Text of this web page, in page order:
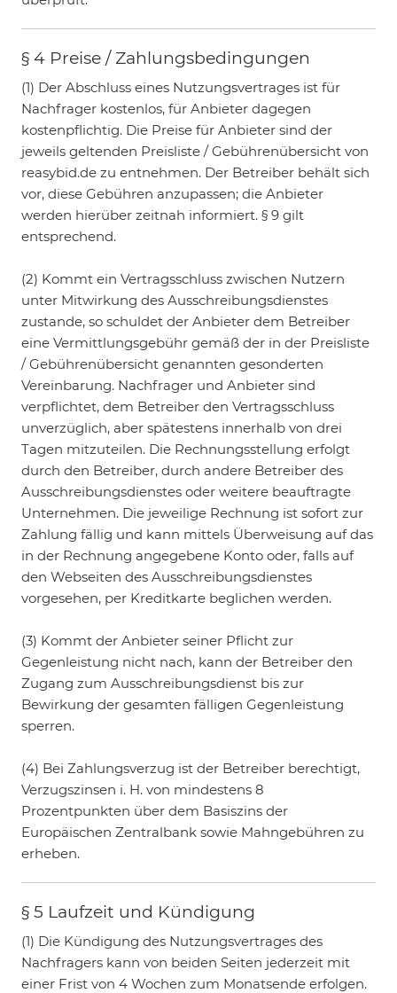
§ 4 Preise / Zahlungsbedingungen
(1) Der Abschluss eines Nutzungsvertrages ist für
Nachfrager kostenlos, für Anbieter dagegen
kostenpflichtig. Die Preise für Anbieter sind der
jeweils geltenden Preisliste / Gebührenübersicht von
reasybid.de zu entnehmen. Der Betreiber behält sich
vor, diese Gebühren anzupassen; die Anbieter
werden hierüber zeitnah informiert. § 9 gilt
entsprechend.
(2) Kommt ein Vertragsschluss zwischen Nutzern
unter Mitwirkung des Ausschreibungsdienstes
zustande, so schuldet der Anbieter dem Betreiber
eine Vermittlungsgebühr gemäß der in der Preisliste
/ Gebührenübersicht genannten gesonderten
Vereinbarung. Nachfrager und Anbieter sind
verpflichtet, dem Betreiber den Vertragsschluss
unverzüglich, aber spätestens innerhalb von drei
Tagen mitzuteilen. Die Rechnungsstellung erfolgt
durch den Betreiber, durch andere Betreiber des
Ausschreibungsdienstes oder weitere beauftragte
Unternehmen. Die jeweilige Rechnung ist sofort zur
Zahlung fällig und kann mittels Überweisung auf das
in der Rechnung angegebene Konto oder, falls auf
den Webseiten des Ausschreibungsdienstes
vorgesehen, per Kreditkarte beglichen werden.
(3) Kommt der Anbieter seiner Pflicht zur
Gegenleistung nicht nach, kann der Betreiber den
Zugang zum Ausschreibungsdienst bis zur
Bewirkung der gesamten fälligen Gegenleistung
sperren.
(4) Bei Zahlungsverzug ist der Betreiber berechtigt,
Verzugszinsen i. H. von mindestens 8
Prozentpunkten über dem Basiszins der
Europäischen Zentralbank sowie Mahngebühren zu
erheben.
§ 5 Laufzeit und Kündigung
(1) Die Kündigung des Nutzungsvertrages des
Nachfragers kann von beiden Seiten jederzeit mit
einer Frist von 4 Wochen zum Monatsende erfolgen.